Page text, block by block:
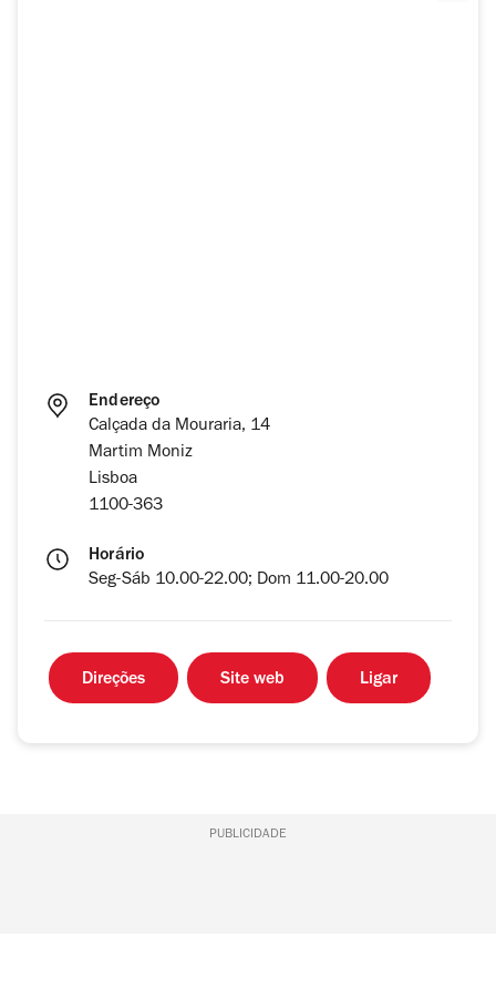
Endereço
Calçada da Mouraria, 14
Martim Moniz
Lisboa
1100-363
Horário
Seg-Sáb 10.00-22.00; Dom 11.00-20.00
Direções Site web Ligar
PUBLICIDADE